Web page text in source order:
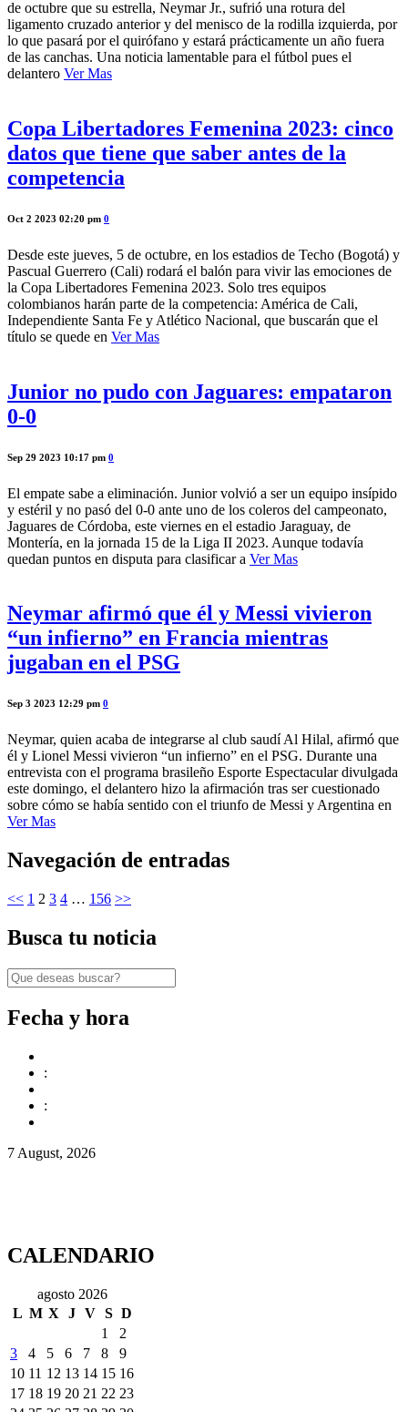
de octubre que su estrella, Neymar Jr., sufrió una rotura del
ligamento cruzado anterior y del menisco de la rodilla izquierda, por
lo que pasará por el quirófano y estará prácticamente un año fuera
de las canchas. Una noticia lamentable para el fútbol pues el
delantero Ver Mas
Copa Libertadores Femenina 2023: cinco
datos que tiene que saber antes de la
competencia
Oct 2 2023 02:20 pm 0
Desde este jueves, 5 de octubre, en los estadios de Techo (Bogotá) y
Pascual Guerrero (Cali) rodará el balón para vivir las emociones de
la Copa Libertadores Femenina 2023. Solo tres equipos
colombianos harán parte de la competencia: América de Cali,
Independiente Santa Fe y Atlético Nacional, que buscarán que el
título se quede en Ver Mas
Junior no pudo con Jaguares: empataron
0-0
Sep 29 2023 10:17 pm 0
El empate sabe a eliminación. Junior volvió a ser un equipo insípido
y estéril y no pasó del 0-0 ante uno de los coleros del campeonato,
Jaguares de Córdoba, este viernes en el estadio Jaraguay, de
Montería, en la jornada 15 de la Liga II 2023. Aunque todavía
quedan puntos en disputa para clasificar a Ver Mas
Neymar afirmó que él y Messi vivieron
“un infierno” en Francia mientras
jugaban en el PSG
Sep 3 2023 12:29 pm 0
Neymar, quien acaba de integrarse al club saudí Al Hilal, afirmó que
él y Lionel Messi vivieron “un infierno” en el PSG. Durante una
entrevista con el programa brasileño Esporte Espectacular divulgada
este domingo, el delantero hizo la afirmación tras ser cuestionado
sobre cómo se había sentido con el triunfo de Messi y Argentina en
Ver Mas
Navegación de entradas
<< 1 2 3 4 … 156 >>
Busca tu noticia
Fecha y hora
:
:
7 August, 2026
CALENDARIO
agosto 2026
L M X J V S D
1
2
3
4 5 6 7 8
9
10 11 12 13 14 15 16
17 18 19 20 21 22 23